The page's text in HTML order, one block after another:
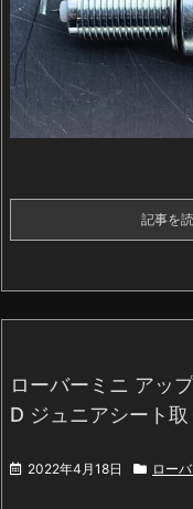
記事を
ローバーミニ アッ
D ジュニアシート
2022年4月18日 ロー